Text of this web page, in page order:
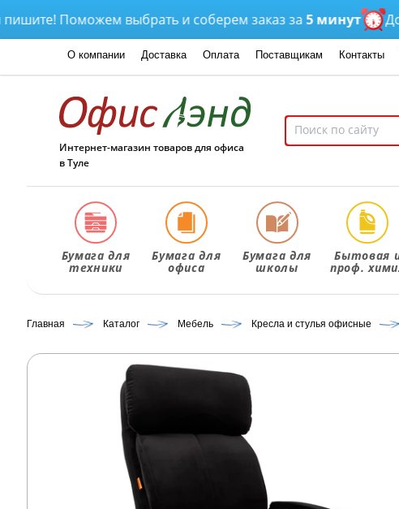
Поможем выбрать и соберем заказ за5 минут
О компании Доставка Оплата Поставщикам Контакты
Интернет-магазин товаров для офиса
в Туле
Бумага для
техники
Бумага для
офиса
Бумага для
школы
Бытовая
проф.
Главная Каталог Мебель Кресла и стулья офисные